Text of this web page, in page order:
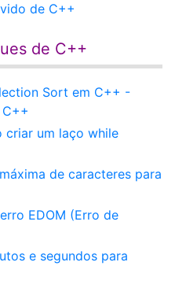
de C++
de C++
Sort em C++ -
criar um laço while
de caracteres para
EDOM (Erro de
e segundos para